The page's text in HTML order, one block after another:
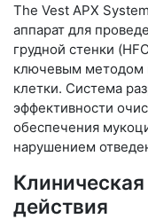
The Vest APX
аппарат для
грудной стенки
ключевым методом
клетки. Система
эффективности
обеспечения
нарушением
действия